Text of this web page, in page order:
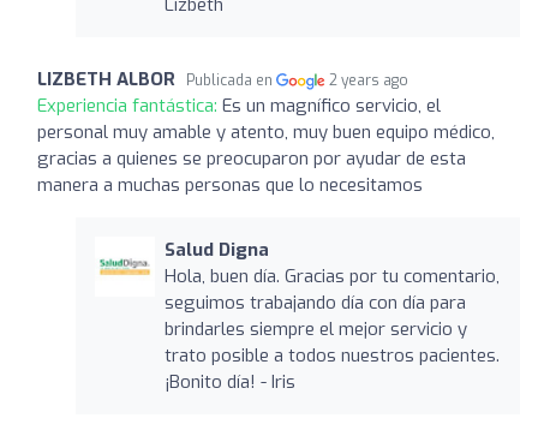
LIZBETH ALBOR Publicada en 2 years ago
Experiencia fantástica: Es un magnífico servicio, el
personal muy amable y atento, muy buen equipo médico,
gracias a quienes se preocuparon por ayudar de esta
manera a muchas personas que lo necesitamos
Salud Digna
Hola, buen día. Gracias por tu comentario,
seguimos trabajando día con día para
brindarles siempre el mejor servicio y
trato posible a todos nuestros pacientes.
¡Bonito día! - Iris